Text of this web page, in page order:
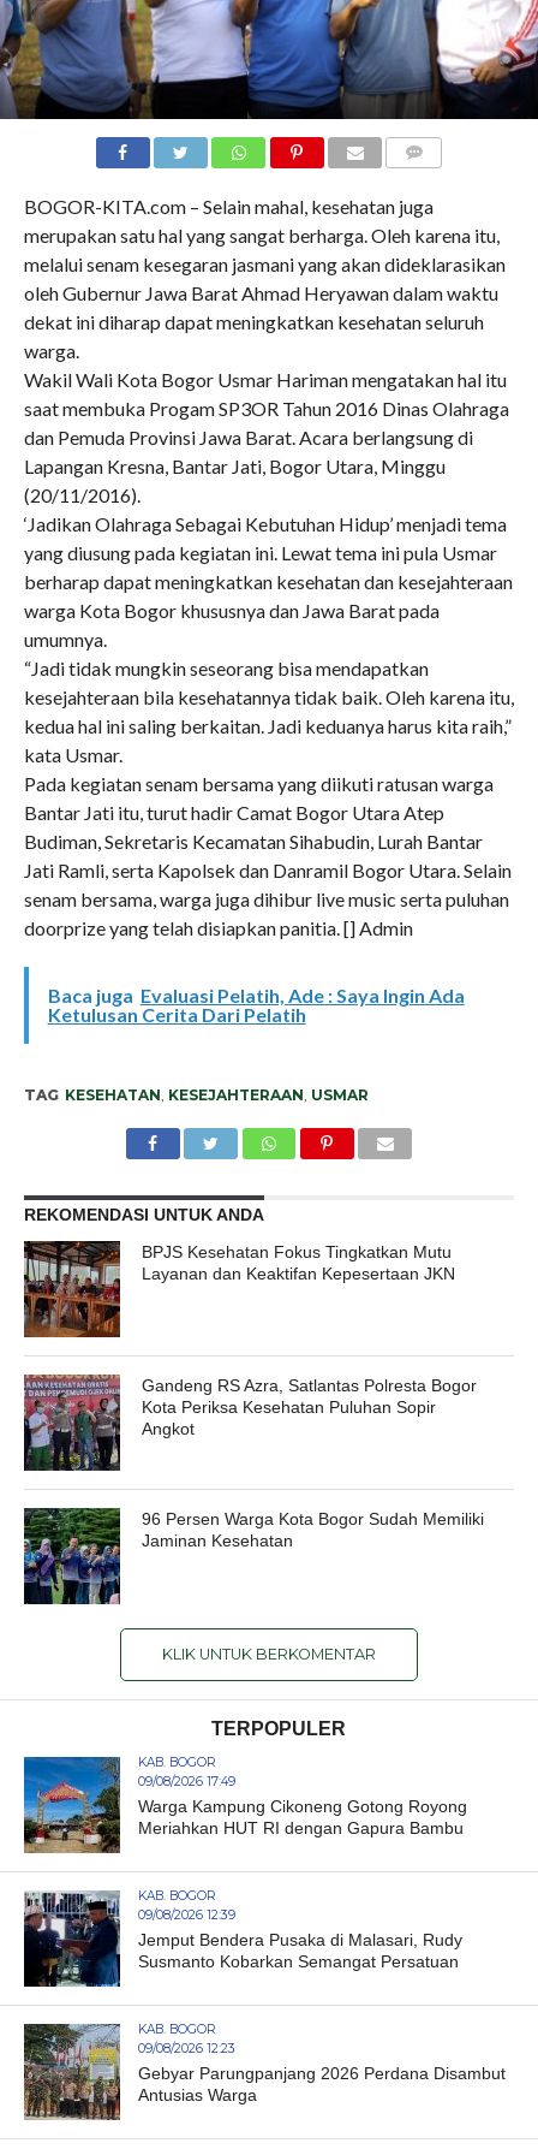
BOGOR-KITA.com – Selain mahal, kesehatan juga
merupakan satu hal yang sangat berharga. Oleh karena itu,
melalui senam kesegaran jasmani yang akan dideklarasikan
oleh Gubernur Jawa Barat Ahmad Heryawan dalam waktu
dekat ini diharap dapat meningkatkan kesehatan seluruh
warga.
Wakil Wali Kota Bogor Usmar Hariman mengatakan hal itu
saat membuka Progam SP3OR Tahun 2016 Dinas Olahraga
dan Pemuda Provinsi Jawa Barat. Acara berlangsung di
Lapangan Kresna, Bantar Jati, Bogor Utara, Minggu
(20/11/2016).
‘Jadikan Olahraga Sebagai Kebutuhan Hidup’ menjadi tema
yang diusung pada kegiatan ini. Lewat tema ini pula Usmar
berharap dapat meningkatkan kesehatan dan kesejahteraan
warga Kota Bogor khususnya dan Jawa Barat pada
umumnya.
“Jadi tidak mungkin seseorang bisa mendapatkan
kesejahteraan bila kesehatannya tidak baik. Oleh karena itu,
kedua hal ini saling berkaitan. Jadi keduanya harus kita raih,”
kata Usmar.
Pada kegiatan senam bersama yang diikuti ratusan warga
Bantar Jati itu, turut hadir Camat Bogor Utara Atep
Budiman, Sekretaris Kecamatan Sihabudin, Lurah Bantar
Jati Ramli, serta Kapolsek dan Danramil Bogor Utara. Selain
senam bersama, warga juga dihibur live music serta puluhan
doorprize yang telah disiapkan panitia. [] Admin
Baca juga Evaluasi Pelatih, Ade : Saya Ingin Ada
Ketulusan Cerita Dari Pelatih
TAG KESEHATAN KESEJAHTERAAN USMAR
REKOMENDASI UNTUK ANDA
BPJS Kesehatan Fokus Tingkatkan Mutu
Layanan dan Keaktifan Kepesertaan JKN
Gandeng RS Azra, Satlantas Polresta Bogor
Kota Periksa Kesehatan Puluhan Sopir
Angkot
96 Persen Warga Kota Bogor Sudah Memiliki
Jaminan Kesehatan
KLIK UNTUK BERKOMENTAR
TERPOPULER
KAB. BOGOR
09/08/2026 17:49
Warga Kampung Cikoneng Gotong Royong
Meriahkan HUT RI dengan Gapura Bambu
KAB. BOGOR
09/08/2026 12:39
Jemput Bendera Pusaka di Malasari, Rudy
Susmanto Kobarkan Semangat Persatuan
KAB. BOGOR
09/08/2026 12:23
Gebyar Parungpanjang 2026 Perdana Disambut
Antusias Warga